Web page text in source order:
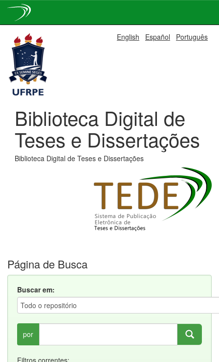
navigation
English Español Português
Biblioteca Digital de
Teses e Dissertações
Biblioteca Digital de Teses e Dissertações
Página de Busca
Buscar em:
por
Filtros correntes: